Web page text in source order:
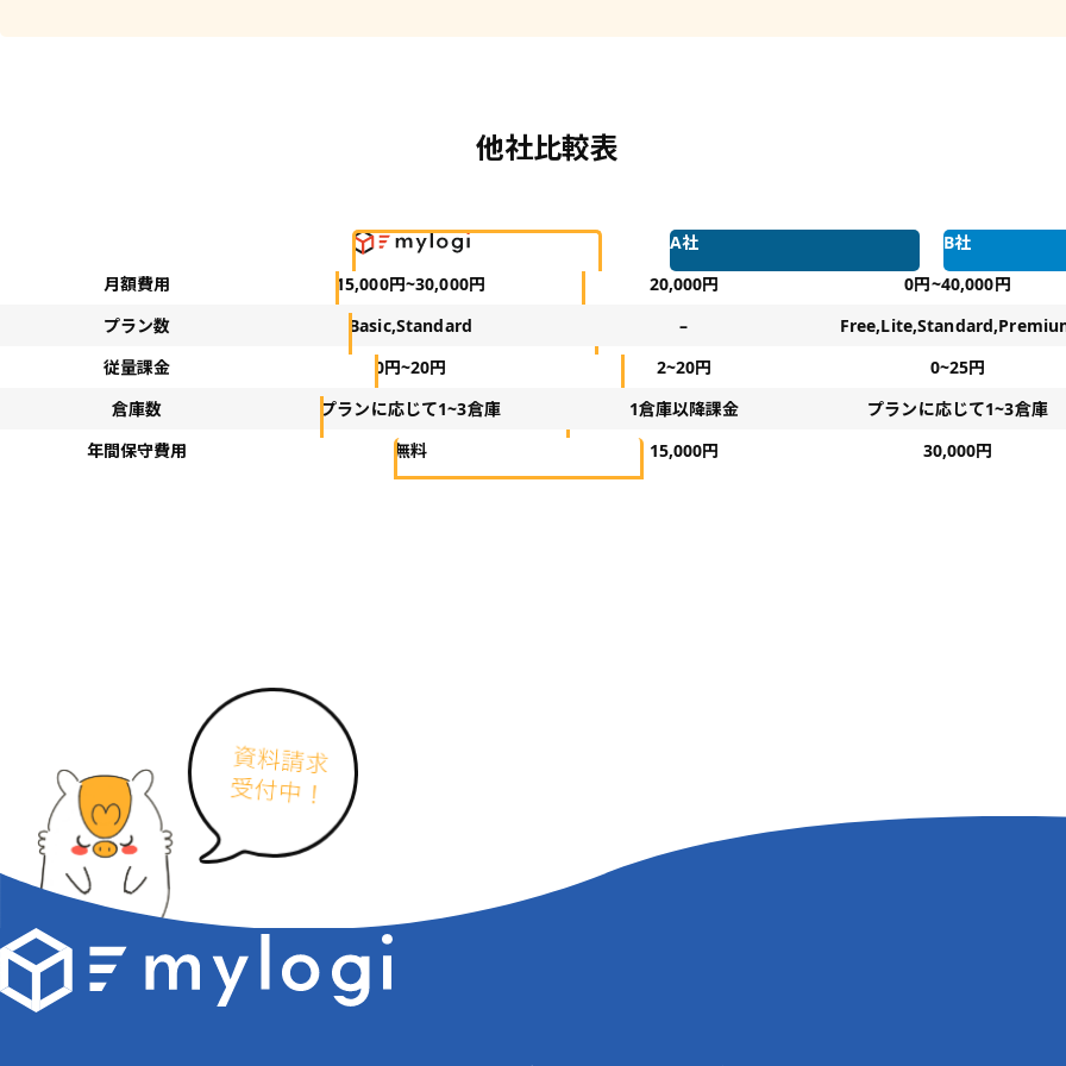
他社比較表
A社
B社
月額費用
15,000円~30,000円 20,000円
0円~40,000円
プラン数
Basic,Standard –
従量課金
0円~20円 2~20円
0~25円
倉庫数
プランに応じて1~3倉庫 1倉庫以降課金
プランに応じて1~3倉庫
年間保守費用
無料 15,000円 30,000円